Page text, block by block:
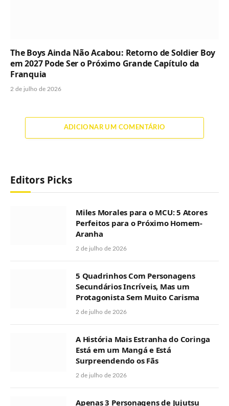
The Boys Ainda Não Acabou: Retorno de Soldier Boy
em 2027 Pode Ser o Próximo Grande Capítulo da
Franquia
2 de julho de 2026
ADICIONAR UM COMENTÁRIO
Editors Picks
Miles Morales para o MCU: 5 Atores
Perfeitos para o Próximo Homem-
Aranha
2 de julho de 2026
5 Quadrinhos Com Personagens
Secundários Incríveis, Mas um
Protagonista Sem Muito Carisma
2 de julho de 2026
A História Mais Estranha do Coringa
Está em um Mangá e Está
Surpreendendo os Fãs
2 de julho de 2026
Apenas 3 Personagens de Jujutsu